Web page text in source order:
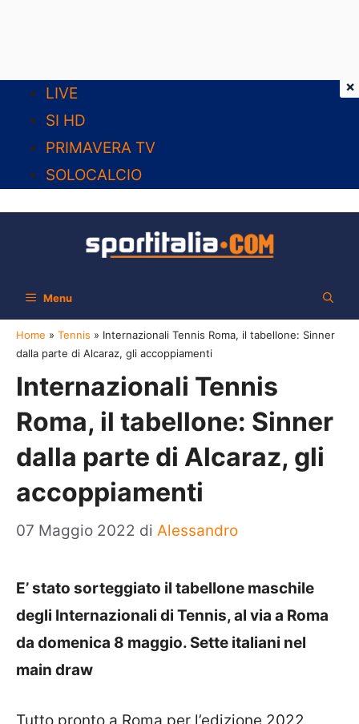
contenuto
LIVE
SI HD
PRIMAVERA TV
SOLOCALCIO
Menu
Home » Tennis » Internazionali Tennis Roma, il tabellone: Sinner
dalla parte di Alcaraz, gli accoppiamenti
Internazionali Tennis
Roma, il tabellone: Sinner
dalla parte di Alcaraz, gli
accoppiamenti
07 Maggio 2022 di Alessandro
E’ stato sorteggiato il tabellone maschile
degli Internazionali di Tennis, al via a Roma
da domenica 8 maggio. Sette italiani nel
main draw
Tutto pronto a Roma per l’edizione 2022
×